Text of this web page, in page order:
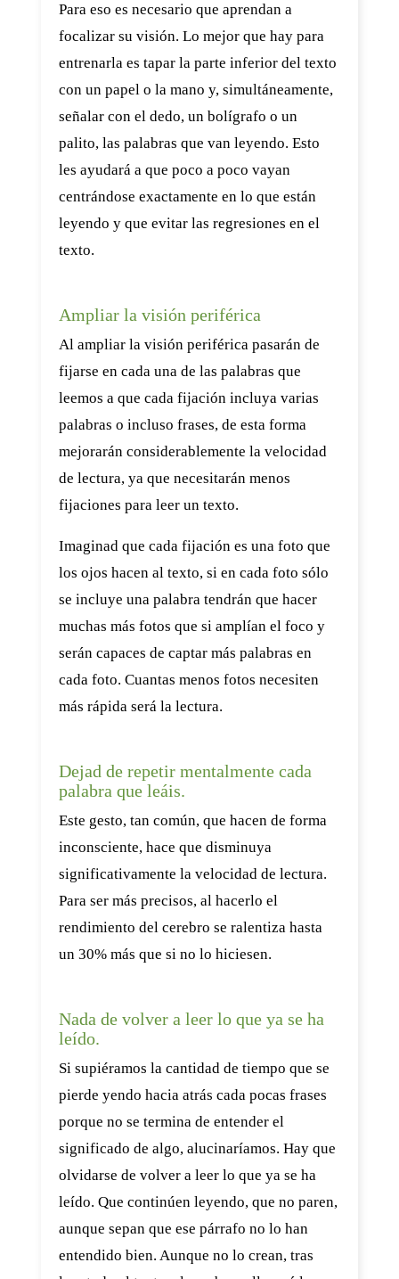
Para eso es necesario que aprendan a
focalizar su visión. Lo mejor que hay para
entrenarla es tapar la parte inferior del texto
con un papel o la mano y, simultáneamente,
señalar con el dedo, un bolígrafo o un
palito, las palabras que van leyendo. Esto
les ayudará a que poco a poco vayan
centrándose exactamente en lo que están
leyendo y que evitar las regresiones en el
texto.
Ampliar la visión periférica
Al ampliar la visión periférica pasarán de
fijarse en cada una de las palabras que
leemos a que cada fijación incluya varias
palabras o incluso frases, de esta forma
mejorarán considerablemente la velocidad
de lectura, ya que necesitarán menos
fijaciones para leer un texto.
Imaginad que cada fijación es una foto que
los ojos hacen al texto, si en cada foto sólo
se incluye una palabra tendrán que hacer
muchas más fotos que si amplían el foco y
serán capaces de captar más palabras en
cada foto. Cuantas menos fotos necesiten
más rápida será la lectura.
Dejad de repetir mentalmente cada
palabra que leáis.
Este gesto, tan común, que hacen de forma
inconsciente, hace que disminuya
significativamente la velocidad de lectura.
Para ser más precisos, al hacerlo el
rendimiento del cerebro se ralentiza hasta
un 30% más que si no lo hiciesen.
Nada de volver a leer lo que ya se ha
leído.
Si supiéramos la cantidad de tiempo que se
pierde yendo hacia atrás cada pocas frases
porque no se termina de entender el
significado de algo, alucinaríamos. Hay que
olvidarse de volver a leer lo que ya se ha
leído. Que continúen leyendo, que no paren,
aunque sepan que ese párrafo no lo han
entendido bien. Aunque no lo crean, tras